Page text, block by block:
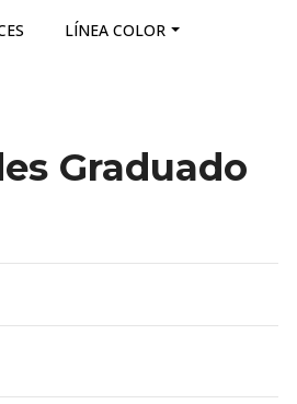
LÍNEA COLOR
Graduado